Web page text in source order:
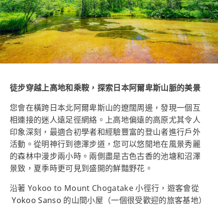
徒步穿越上高地和乘鞍，探索日本阿爾卑斯山脈的美景
您會在橫跨日本北阿爾卑斯山的遼闊周邊，發現一個互
相連接的迷人遠足徑網絡。上高地偏遠的高原尤其令人
印象深刻，最適合初學者和經驗豐富的登山者進行戶外
活動。從明神行到德澤步道，您可以悠閒地在風景秀麗
的森林中漫步兩小時。兩側盡是古色古香的池塘和沼澤
景致，夏季時更可見到盛開的鮮豔野花。
沿著 Yokoo to Mount Chogatake 小徑行，遊客會從
Yokoo Sanso 的山間小屋（一個很受歡迎的旅客基地）